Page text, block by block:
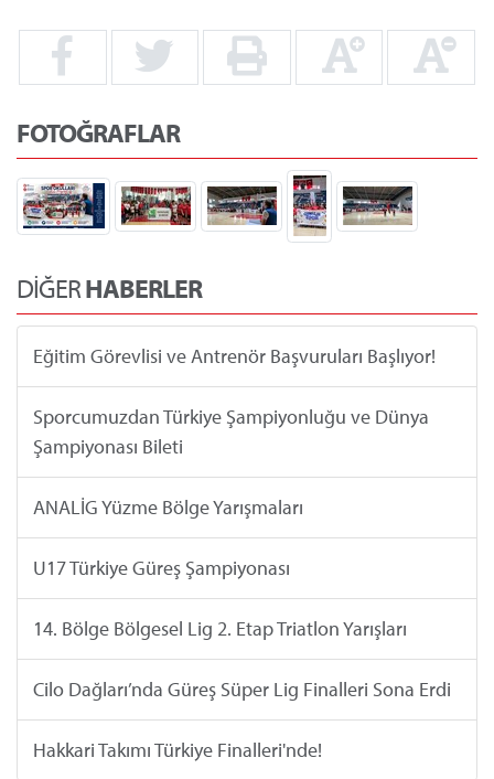
FOTOĞRAFLAR
DİĞERHABERLER
Eğitim Görevlisi ve Antrenör Başvuruları Başlıyor!
Sporcumuzdan Türkiye Şampiyonluğu ve Dünya
Şampiyonası Bileti
ANALİG Yüzme Bölge Yarışmaları
U17 Türkiye Güreş Şampiyonası
14. Bölge Bölgesel Lig 2. Etap Triatlon Yarışları
Cilo Dağları’nda Güreş Süper Lig Finalleri Sona Erdi
Hakkari Takımı Türkiye Finalleri'nde!